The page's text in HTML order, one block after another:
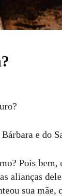
e do
Pois bem,
alianças
sua mãe,